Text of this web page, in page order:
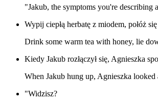
"Jakub, the symptoms you're describing
Wypij ciepłą herbatę z miodem, połóż
Drink some warm tea with honey, lie
Kiedy Jakub rozłączył się, Agnieszka
When Jakub hung up, Agnieszka
"Widzisz?